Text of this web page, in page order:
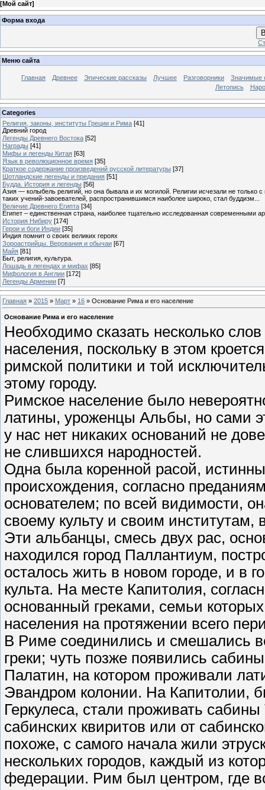
[Мой сайт]
Форма входа
Меню сайта
Главная Древнее Эпические рассказы Лучшее Разговорники
Значимые
Летопись
Categories
Религия, законы, институты Греции и Рима [41]
Древний город
Легенды Древнего Востока [52]
Награды [41]
Мифы и легенды Китая [63]
Язык в революционное время [35]
Краткое содержание произведений русской литературы [37]
Шотландские легенды и предания [51]
Будда. История и легенды [56]
Азия — колыбель религий, но она бывала и их могилой. Религии исчезали не
таких учений-завоевателей, распространившимся наиболее широко, стал буддизм...
Величие Древнего Египта [34]
Египет – единственная страна, наиболее тщательно исследованная современными
История Нибиру [174]
Герои и боги Индии [35]
Индия помнит о своих великих героях
Зороастрийцы. Верования и обычаи [67]
Майя [81]
Быт, религия, культура.
Лошадь в легендах и мифах [85]
Мифология в Англии [172]
Легенды Армении [7]
Главная » 2015 » Март » 16 » Основание Рима и его население
Основание Рима и его население
Необходимо сказать несколько
населения, поскольку в этом
римской политики и той
этому городу.
Римское население было
латины, уроженцы Альбы, но сами
у нас нет никаких оснований не
не слившихся народностей.
Одна была коренной расой,
происхождения, согласно
основателем; по всей видимости,
своему культу и своим институтам,
Эти альбанцы, смесь двух рас,
находился город Паллантиум,
осталось жить в новом городе, и в
культа. На месте Капитолия,
основанный греками, семьи
населения на протяжении всего
В Риме соединились и смешались
греки; чуть позже появились
Палатин, на котором проживали
Эвандром колонии. На Капитолии,
Геркулеса, стали проживать
сабинских квиритов или от
похоже, с самого начала жили
нескольких городов, каждый из
федерации. Рим был центром, где